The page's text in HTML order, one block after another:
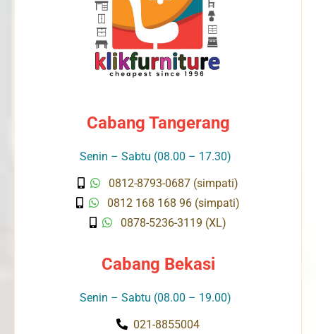
Cabang Tangerang
Senin – Sabtu (08.00 – 17.30)
0812-8793-0687 (simpati)
0812 168 168 96 (simpati)
0878-5236-3119 (XL)
Cabang Bekasi
Senin – Sabtu (08.00 – 19.00)
021-8855004